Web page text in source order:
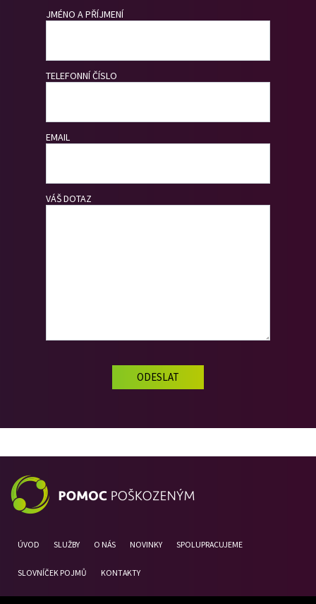
JMÉNO A PŘÍJMENÍ
TELEFONNÍ ČÍSLO
EMAIL
VÁŠ DOTAZ
ÚVOD SLUŽBY O NÁS NOVINKY SPOLUPRACUJEME
SLOVNÍČEK POJMŮ KONTAKTY